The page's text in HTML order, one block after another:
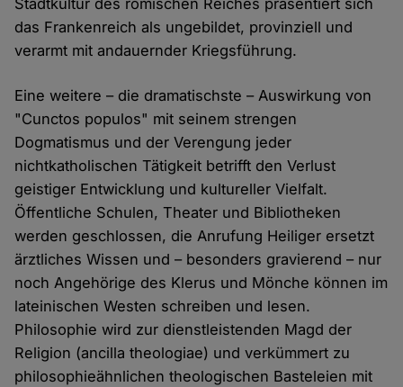
Stadtkultur des römischen Reiches präsentiert sich
das Frankenreich als ungebildet, provinziell und
verarmt mit andauernder Kriegsführung.
Eine weitere – die dramatischste – Auswirkung von
"Cunctos populos" mit seinem strengen
Dogmatismus und der Verengung jeder
nichtkatholischen Tätigkeit betrifft den Verlust
geistiger Entwicklung und kultureller Vielfalt.
Öffentliche Schulen, Theater und Bibliotheken
werden geschlossen, die Anrufung Heiliger ersetzt
ärztliches Wissen und – besonders gravierend – nur
noch Angehörige des Klerus und Mönche können im
lateinischen Westen schreiben und lesen.
Philosophie wird zur dienstleistenden Magd der
Religion (ancilla theologiae) und verkümmert zu
philosophieähnlichen theologischen Basteleien mit